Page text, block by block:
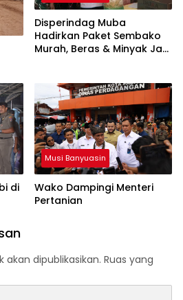
Disperindag Muba
Hadirkan Paket Sembako
Murah, Beras & Minyak Jadi
di
Musi Banyuasin
Wako Dampingi Menteri
Pertanian
dipublikasikan. Ruas yang